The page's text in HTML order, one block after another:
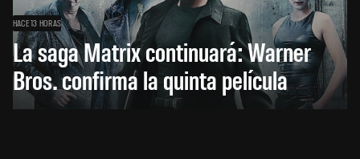
HACE 13 HORAS
La saga Matrix continuará: Warner
Bros. confirma la quinta película